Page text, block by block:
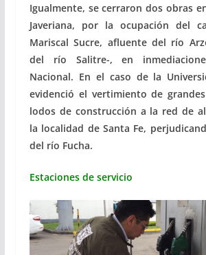
Igualmente, se cerraron dos obras
Javeriana, por la ocupación del
Mariscal Sucre, afluente del río
del río Salitre-, en
Nacional. En el caso de la
evidenció el vertimiento de
lodos de construcción a la red de
la localidad de Santa Fe,
del río Fucha.
Estaciones de servicio